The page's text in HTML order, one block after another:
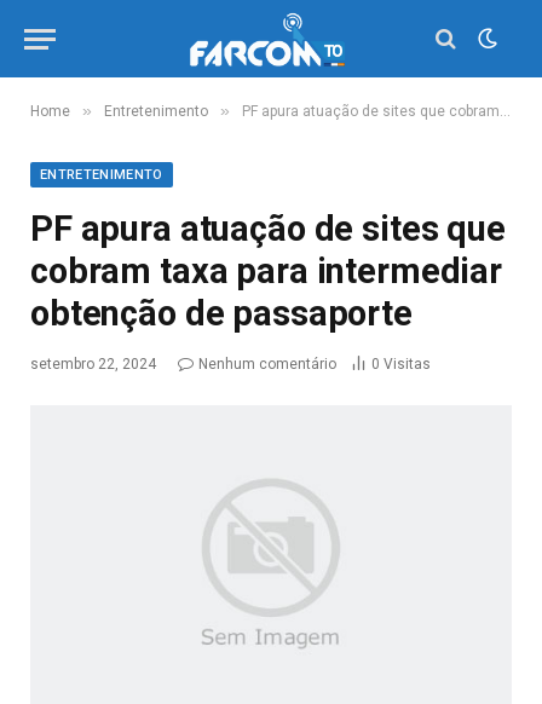
Home » Entretenimento » PF apura atuação de sites que cobram taxa para intermediar obtenção de passaporte
ENTRETENIMENTO
PF apura atuação de sites que
cobram taxa para intermediar
obtenção de passaporte
setembro 22, 2024 Nenhum comentário 0 Visitas